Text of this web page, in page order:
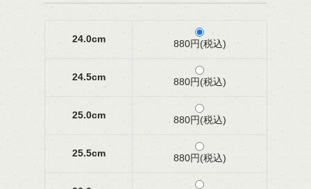
24.0cm 880円(税込)
24.5cm 880円(税込)
25.0cm 880円(税込)
25.5cm 880円(税込)